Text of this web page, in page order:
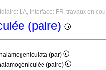
LA, interface: FR, travaux en
(paire)
(par)
(paire)